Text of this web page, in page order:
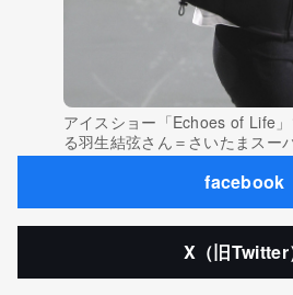
アイスショー「Echoes of Life
る羽生結弦さん＝さいたまスー
facebook
X（旧Twitter